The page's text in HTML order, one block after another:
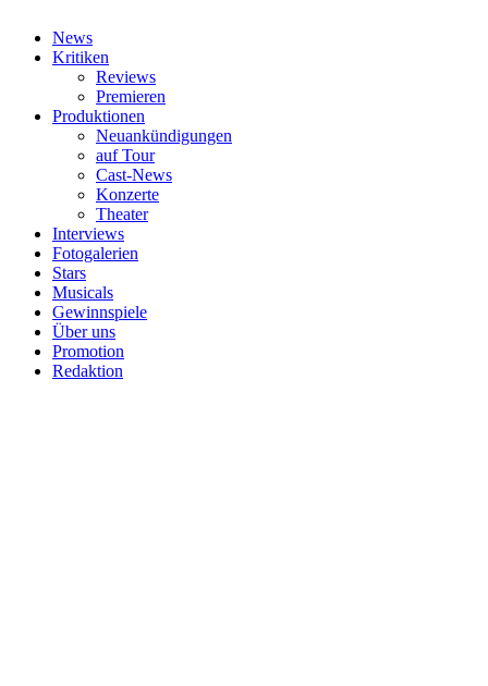
News
Kritiken
Reviews
Premieren
Produktionen
Neuankündigungen
auf Tour
Cast-News
Konzerte
Theater
Interviews
Fotogalerien
Stars
Musicals
Gewinnspiele
Über uns
Promotion
Redaktion